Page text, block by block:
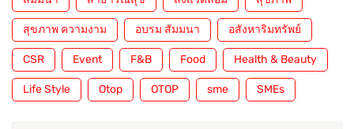
สุขภาพ ความงาม อบรม สัมมนา อสังหาริมทรัพย์
CSR Event F&B Food Health & Beauty
Life Style Otop OTOP sme SMEs